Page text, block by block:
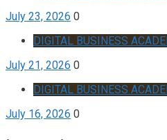
July 23, 2026 0
DIGITAL BUSINESS
July 21, 2026 0
DIGITAL BUSINESS
July 16, 2026 0